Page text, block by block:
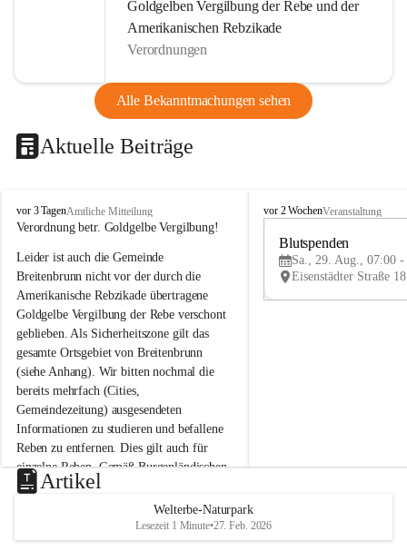
Goldgelben Vergilbung der Rebe und der
Amerikanischen Rebzikade
Verordnungen
Alle Bekanntmachungen sehen
Aktuelle Beiträge
B
r
i
t
e
n
b
r
u
n
n
a
m
N
e
u
s
d
vor 3 TagenAmtliche Mitteilung
Verordnung betr. Goldgelbe Vergilbung!
Leider ist auch die Gemeinde
Breitenbrunn nicht vor der durch die
Amerikanische Rebzikade übertragene
Goldgelbe Vergilbung der Rebe verschont
geblieben. Als Sicherheitszone gilt das
gesamte Ortsgebiet von Breitenbrunn
(siehe Anhang). Wir bitten nochmal die
bereits mehrfach (Cities,
Gemeindezeitung) ausgesendeten
Informationen zu studieren und befallene
Reben zu entfernen. Dies gilt auch für
einzelne Reben. Gemäß Burgenländischen
Weinbaugesetz sind nicht gepflegte oder
unzulässige Weingärten zu roden! Bitte
helfen wir zusammen um unsere Winzer
vor den prognostizierten Ernteausfällen
B
e
u
e
d
vor 2 WochenVeranstaltung
Blutspenden
Sa., 29. Aug., 07:00 -
Artikel
Welterbe-Naturpark
Lesezeit 1 Minute•27. Feb. 2026